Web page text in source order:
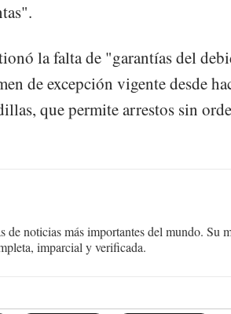
la falta de "garantías del
de excepción vigente desde
que permite arrestos sin
de noticias más importantes del mundo. Su
imparcial y verificada.